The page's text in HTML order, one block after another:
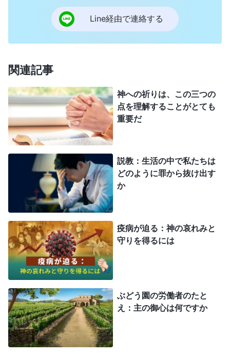
キリストになりすましている者たちはみな倒れる。
彼らはキリストを自称しながら、キリストの本質を
は、キリストの真偽は人が定められるものではな
く、神自身が答えて決めるものだと言う
出現と働き』「終わりの日のキリストだけが人に永遠のい
のちの道を与えられる」〔『言葉』第1巻〕）
神の言葉は、受肉した神だけをキリストと呼ぶ
ことができると明言しています。キリストは、肉に
おいて実現された神の霊、つまり、神が所有するも
のと神が何であるか、神の性質、神の知恵のすべて
が肉において実現されたものです。キリストは神の
本質を有し、真理を具現化した存在です。時と場所
を問わず人間を牧し養うための真理を表すことがで
き、キリストだけが人類の贖いと救いの働きを行う
ことができます。これは紛れもない事実です。例え
ば、主イエスは肉となったキリストであり、時と場
所を問わず真理を表すことができました。人に悔い
改めの道をもたらし、人を律法の制約から解放しま
した。主はまた、私たちが人を愛し、赦す方法を理
Line経由で連絡する
関連記事
神への祈りは、この三つの
点を理解することがとても
重要だ
説教：生活の中で私たちは
どのように罪から抜け出す
か
疫病が迫る：神の哀れみと
守りを得るには
ぶどう園の労働者のたと
え：主の御心は何ですか